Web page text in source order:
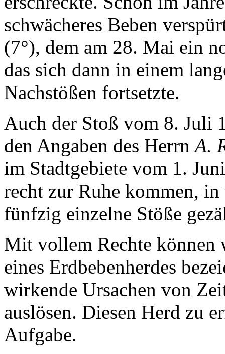
schwächeres Beben
(7°), dem am 28. Mai ein
das sich dann in einem
Nachstößen fortsetzte.
Auch der Stoß vom 8. Juli
den Angaben des HerrnA.
im Stadtgebiete vom 1.
recht zur Ruhe kommen,
fünfzig einzelne Stöße
Mit vollem Rechte können
eines Erdbebenherdes
wirkende Ursachen von
auslösen. Diesen Herd zu
Aufgabe.